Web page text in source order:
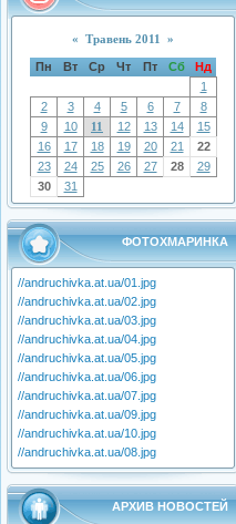
« Травень 2011 »
Пн Вт Ср Чт Пт Сб
Нд
1
2
3 4 5 6 7
8
9
10 11 12 13 14
15
16
17 18 19 20 21
22
23
24 25 26 27 28
29
30
31
ФОТОХМАРИНКА
//andruchivka.at.ua/01.jpg
//andruchivka.at.ua/02.jpg
//andruchivka.at.ua/03.jpg
//andruchivka.at.ua/04.jpg
//andruchivka.at.ua/05.jpg
//andruchivka.at.ua/06.jpg
//andruchivka.at.ua/07.jpg
//andruchivka.at.ua/09.jpg
//andruchivka.at.ua/10.jpg
//andruchivka.at.ua/08.jpg
АРХИВ НОВОСТЕЙ